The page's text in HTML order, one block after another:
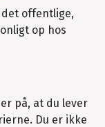
offentlige,
op hos
på, at du lever
Du er ikke